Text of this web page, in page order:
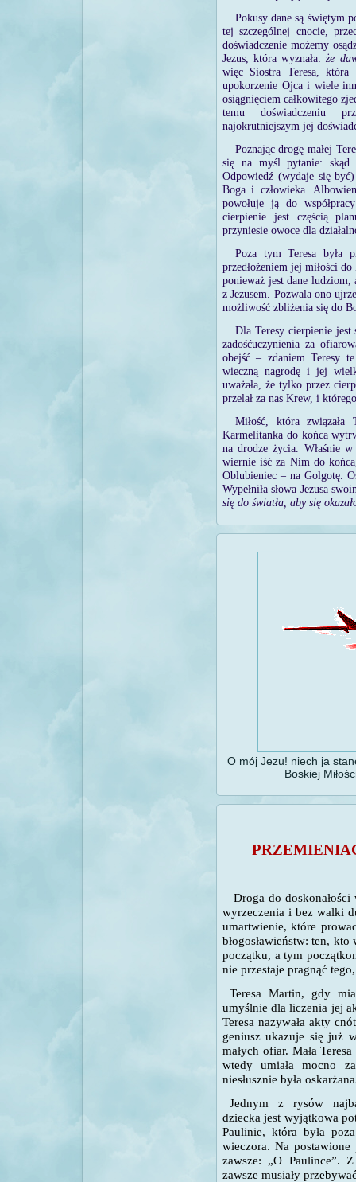
Pokusy dane są świętym
tej szczególnej cnocie,
doświadczenie możemy
Jezus, która wyznała:że
więc Siostra Teresa, która
upokorzenie Ojca i wiele
osiągnięciem całkowitego
temu doświadczeniu
najokrutniejszym jej
Poznając drogę małej
się na myśl pytanie: skąd
Odpowiedź (wydaje się
Boga i człowieka.
powołuje ją do
cierpienie jest częścią
przyniesie owoce dla
Poza tym Teresa była
przedłożeniem jej miłości
ponieważ jest dane
z Jezusem. Pozwala ono
możliwość zbliżenia się do
Dla Teresy cierpienie jest
zadośćuczynienia za
obejść – zdaniem Teresy
wieczną nagrodę i jej
uważała, że tylko przez
przelał za nas Krew, i
Miłość, która związała
Karmelitanka do końca
na drodze życia. Właśnie
wiernie iść za Nim do
Oblubieniec – na Golgotę.
Wypełniła słowa Jezusa
się do światła, aby się
O mój Jezu! niech ja
Boskiej
Droga do
wyrzeczenia i bez walki
umartwienie, które
błogosławieństw: ten,
początku, a tym
nie przestaje pragnąć
Teresa Martin, gdy
umyślnie dla liczenia jej
Teresa nazywała akty
geniusz ukazuje się już
małych ofiar. Mała
wtedy umiała mocno
niesłusznie była oskarżana
Jednym z rysów
dziecka jest wyjątkowa
Paulinie, która była
wieczora. Na
zawsze: „O Paulince”.
zawsze musiały